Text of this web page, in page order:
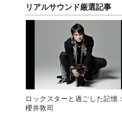
リアルサウンド厳選記事
ロックスターと過ごした記憶：
櫻井敦司